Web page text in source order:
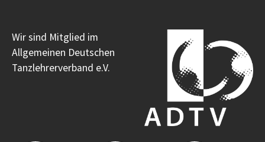
Wir sind Mitglied im
Allgemeinen Deutschen
Tanzlehrerverband e.V.